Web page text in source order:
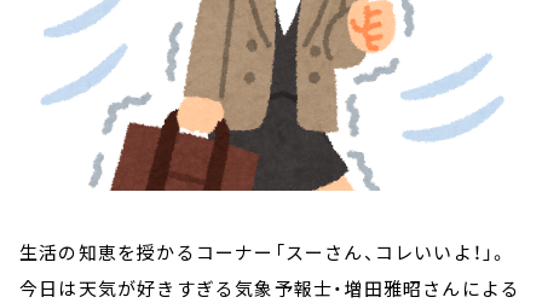
生活の知恵を授かるコーナー「スーさん、コレいいよ！」。
今日は天気が好きすぎる気象予報士・増田雅昭さんによる